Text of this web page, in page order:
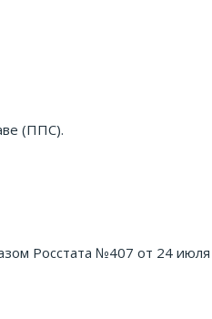
(ППС).
Росстата №407 от 24 июля